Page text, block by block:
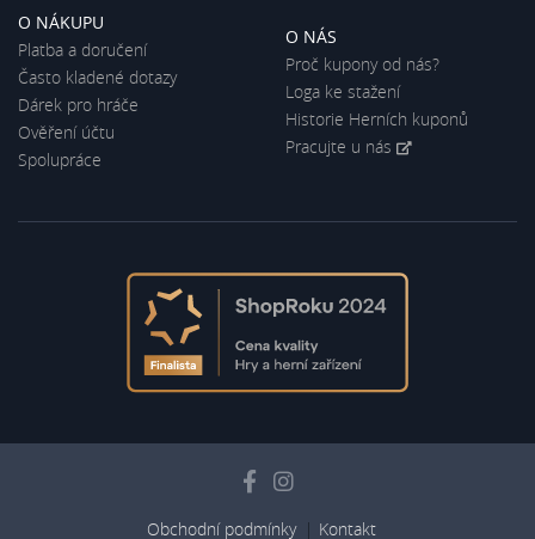
O NÁKUPU
Platba a doručení
Často kladené dotazy
Dárek pro hráče
Ověření účtu
Spolupráce
O NÁS
Proč kupony od nás?
Loga ke stažení
Historie Herních kuponů
Pracujte u nás
Obchodní podmínky Kontakt